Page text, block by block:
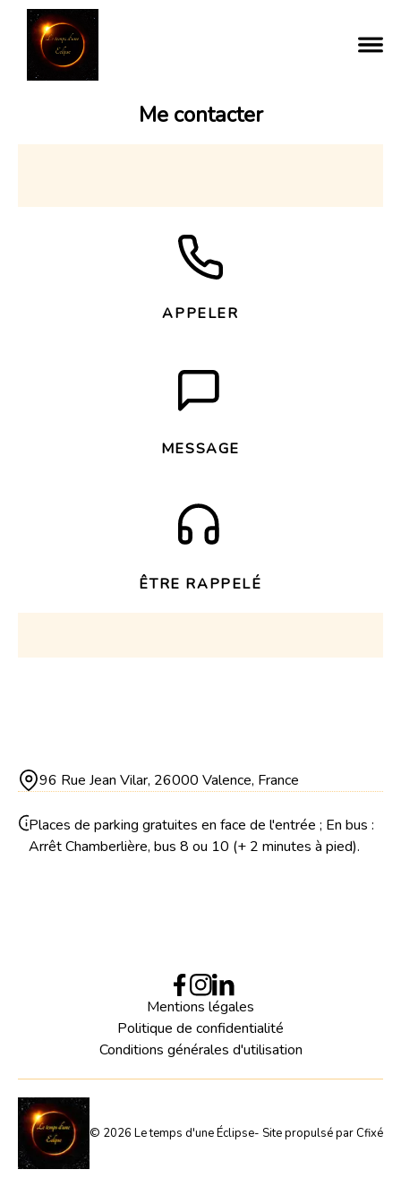
Me contacter
APPELER
MESSAGE
ÊTRE RAPPELÉ
96 Rue Jean Vilar, 26000 Valence, France
Places de parking gratuites en face de l'entrée ; En bus :
Arrêt Chamberlière, bus 8 ou 10 (+ 2 minutes à pied).
Mentions légales
Politique de confidentialité
Conditions générales d'utilisation
© 2026 Le temps d'une Éclipse- Site propulsé parCfixé